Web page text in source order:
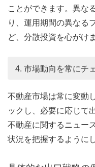
ことができます。異な
り、運用期間の異なる
ど、分散投資を心がけ
4. 市場動向を常にチ
不動産市場は常に変動
ックし、必要に応じて
不動産に関するニュー
状況を把握するように